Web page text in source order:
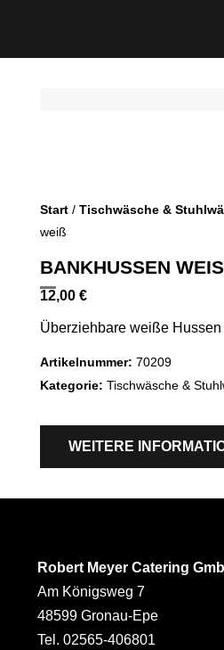
Start / Tischwäsche &
weiß
BANKHUSSEN WEISS
12,00 €
Überziehbare weiße
Artikelnummer: 70209
Kategorie: Tischwäsche &
WEITERE
Robert Meyer Catering
Am Königsweg 7
48599 Gronau-Epe
Tel. 02565-406801